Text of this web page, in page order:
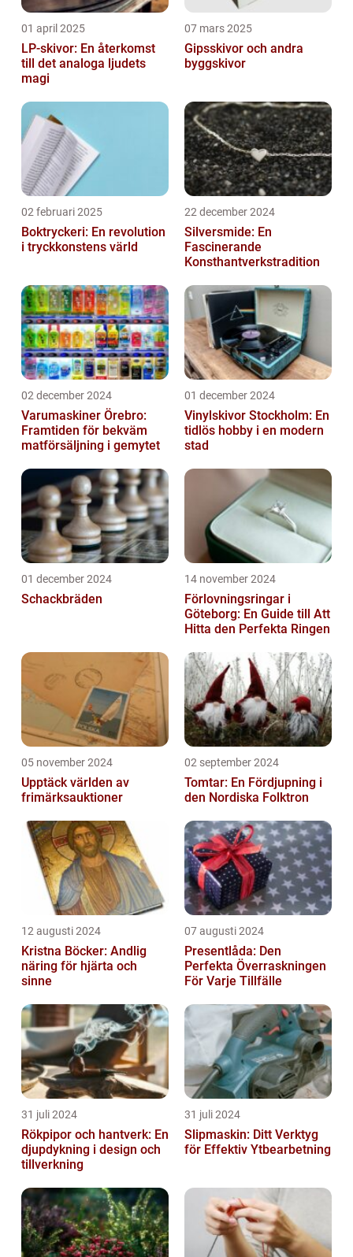
01 april 2025
LP-skivor: En återkomst
till det analoga ljudets
magi
07 mars 2025
Gipsskivor och andra
byggskivor
02 februari 2025
Boktryckeri: En revolution
i tryckkonstens värld
22 december 2024
Silversmide: En
Fascinerande
Konsthantverkstradition
02 december 2024
Varumaskiner Örebro:
Framtiden för bekväm
matförsäljning i gemytet
01 december 2024
Vinylskivor Stockholm: En
tidlös hobby i en modern
stad
01 december 2024
Schackbräden
14 november 2024
Förlovningsringar i
Göteborg: En Guide till Att
Hitta den Perfekta Ringen
05 november 2024
Upptäck världen av
frimärksauktioner
02 september 2024
Tomtar: En Fördjupning i
den Nordiska Folktron
12 augusti 2024
Kristna Böcker: Andlig
näring för hjärta och
sinne
07 augusti 2024
Presentlåda: Den
Perfekta Överraskningen
För Varje Tillfälle
31 juli 2024
Rökpipor och hantverk: En
djupdykning i design och
tillverkning
31 juli 2024
Slipmaskin: Ditt Verktyg
för Effektiv Ytbearbetning